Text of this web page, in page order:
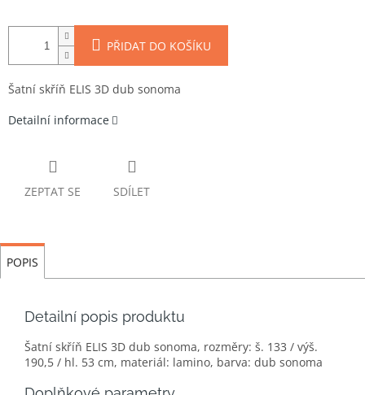
PŘIDAT DO KOŠÍKU
Šatní skříň ELIS 3D dub sonoma
Detailní informace
ZEPTAT SE SDÍLET
POPIS
Detailní popis produktu
Šatní skříň ELIS 3D dub sonoma, rozměry: š. 133 / výš.
190,5 / hl. 53 cm, materiál: lamino, barva: dub sonoma